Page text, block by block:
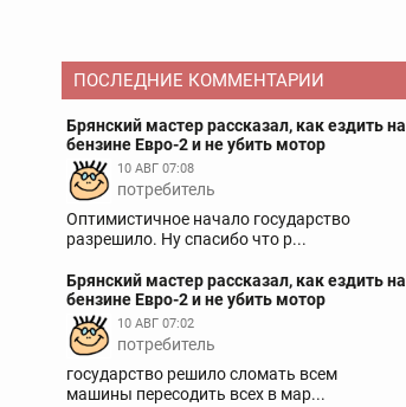
ПОСЛЕДНИЕ КОММЕНТАРИИ
Брянский мастер рассказал, как ездить на
бензине Евро-2 и не убить мотор
10 АВГ 07:08
потребитель
Оптимистичное начало государство
разрешило. Ну спасибо что р...
Брянский мастер рассказал, как ездить на
бензине Евро-2 и не убить мотор
10 АВГ 07:02
потребитель
государство решило сломать всем
машины пересодить всех в мар...